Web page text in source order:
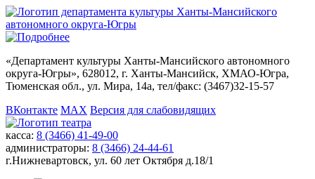
«Департамент культуры Ханты-Мансийского автономного
округа-Югры», 628012, г. Ханты-Мансийск, ХМАО-Югра,
Тюменская обл., ул. Мира, 14а, тел/факс: (3467)32-15-57
ВКонтакте MAX Версия для слабовидящих
касса: 8 (3466) 41-49-00
администраторы: 8 (3466) 24-44-61
г.Нижневартовск, ул. 60 лет Октября д.18/1